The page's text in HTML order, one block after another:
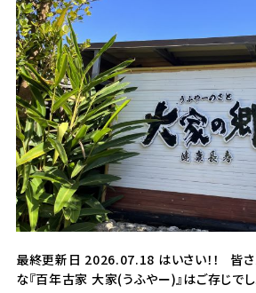
最終更新日 2026.07.18 はいさい！！ 皆
な『百年古家 大家(うふやー)』はご存じで